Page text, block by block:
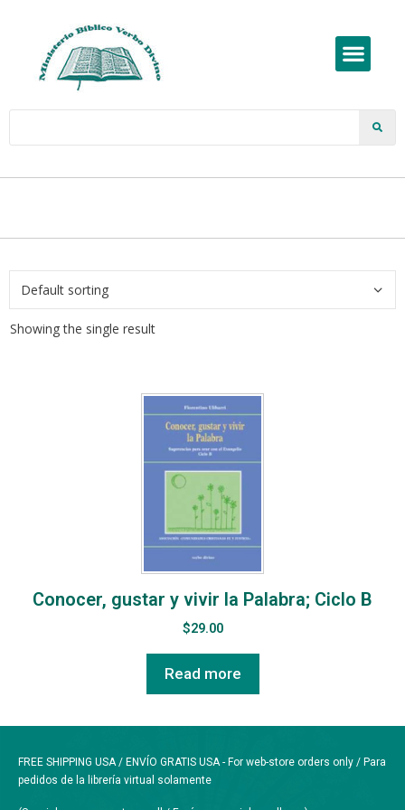
Showing the single result
Conocer, gustar y vivir la Palabra; Ciclo B
$29.00
Read more
FREE SHIPPING USA / ENVÍO GRATIS USA - For web-store orders only / Para
pedidos de la librería virtual solamente